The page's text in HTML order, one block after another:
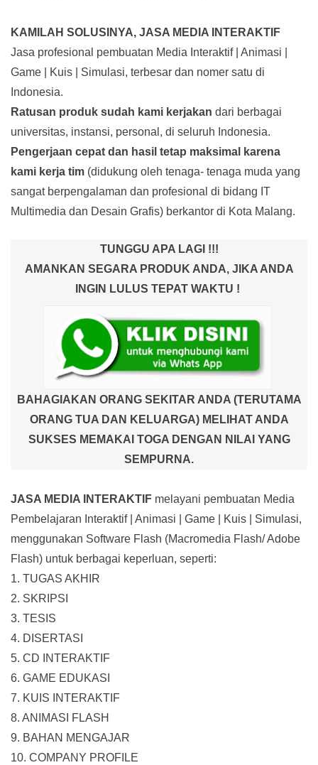
KAMILAH SOLUSINYA, JASA MEDIA INTERAKTIF
Jasa profesional pembuatan Media Interaktif | Animasi |
Game | Kuis | Simulasi, terbesar dan nomer satu di
Indonesia.
Ratusan produk sudah kami kerjakan dari berbagai
universitas, instansi, personal, di seluruh Indonesia.
Pengerjaan cepat dan hasil tetap maksimal karena
kami kerja tim (didukung oleh tenaga- tenaga muda yang
sangat berpengalaman dan profesional di bidang IT
Multimedia dan Desain Grafis) berkantor di Kota Malang.
TUNGGU APA LAGI !!!
AMANKAN SEGARA PRODUK ANDA, JIKA ANDA
INGIN LULUS TEPAT WAKTU !
BAHAGIAKAN ORANG SEKITAR ANDA (TERUTAMA
ORANG TUA DAN KELUARGA) MELIHAT ANDA
SUKSES MEMAKAI TOGA DENGAN NILAI YANG
SEMPURNA.
JASA MEDIA INTERAKTIF melayani pembuatan Media
Pembelajaran Interaktif| Animasi | Game | Kuis | Simulasi,
menggunakan Software Flash (Macromedia Flash/ Adobe
Flash) untuk berbagai keperluan, seperti:
1. TUGAS AKHIR
2. SKRIPSI
3. TESIS
4. DISERTASI
5. CD INTERAKTIF
6. GAME EDUKASI
7. KUIS INTERAKTIF
8. ANIMASI FLASH
9. BAHAN MENGAJAR
10. COMPANY PROFILE